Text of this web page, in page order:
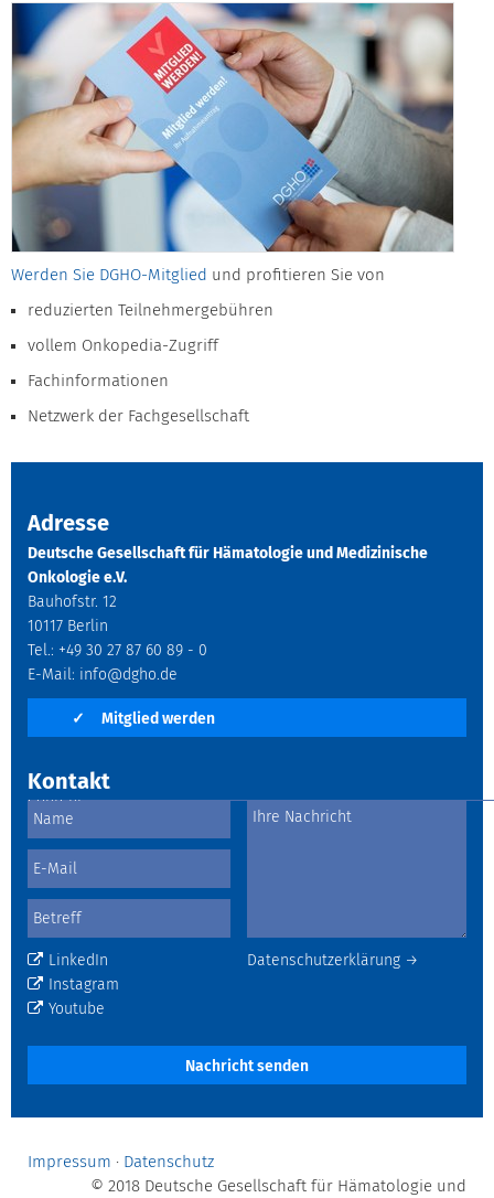
Werden Sie DGHO-Mitglied und profitieren Sie von
reduzierten Teilnehmergebühren
vollem Onkopedia-Zugriff
Fachinformationen
Netzwerk der Fachgesellschaft
Adresse
Deutsche Gesellschaft für Hämatologie und Medizinische
Onkologie e.V.
Bauhofstr. 12
10117 Berlin
Tel.: +49 30 27 87 60 89 - 0
E-Mail: info@dgho.de
✓ Mitglied werden
Kontakt
Datenschutzerklärung →
LinkedIn
Instagram
Youtube
Nachricht senden
Impressum · Datenschutz
© 2018 Deutsche Gesellschaft für Hämatologie und